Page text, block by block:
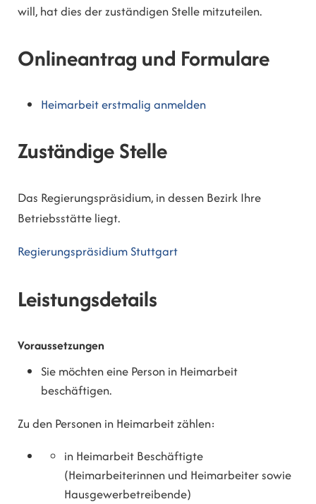
will, hat dies der zuständigen Stelle mitzuteilen.
Onlineantrag und Formulare
Heimarbeit erstmalig anmelden
Zuständige Stelle
Das Regierungspräsidium, in dessen Bezirk Ihre
Betriebsstätte liegt.
Regierungspräsidium Stuttgart
Leistungsdetails
Voraussetzungen
Sie möchten eine Person in Heimarbeit
beschäftigen.
Zu den Personen in Heimarbeit zählen:
in Heimarbeit Beschäftigte
(Heimarbeiterinnen und Heimarbeiter sowie
Hausgewerbetreibende)